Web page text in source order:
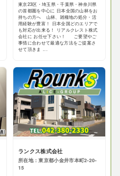
東京23区・埼玉県・千葉県・神奈川県
の首都圏を中心に 日本全国の山林をお
持ちの方へ 山林、雑種地の処分・活
用経験が豊富！ 日本全国どのエリアで
も対応が出来る！ リアルクレスト株式
会社に お任せ下さい！ ご要望やご
事情に合わせて最適な方法をご提案さ
せて頂きま ...
ランクス株式会社
所在地：東京都小金井市本町2-20-
15